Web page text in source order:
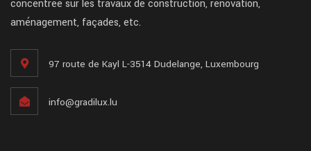
concentrée sur les travaux de construction, rénovation,
aménagement, façades, etc.
97 route de Kayl L-3514 Dudelange, Luxembourg
info@gradilux.lu